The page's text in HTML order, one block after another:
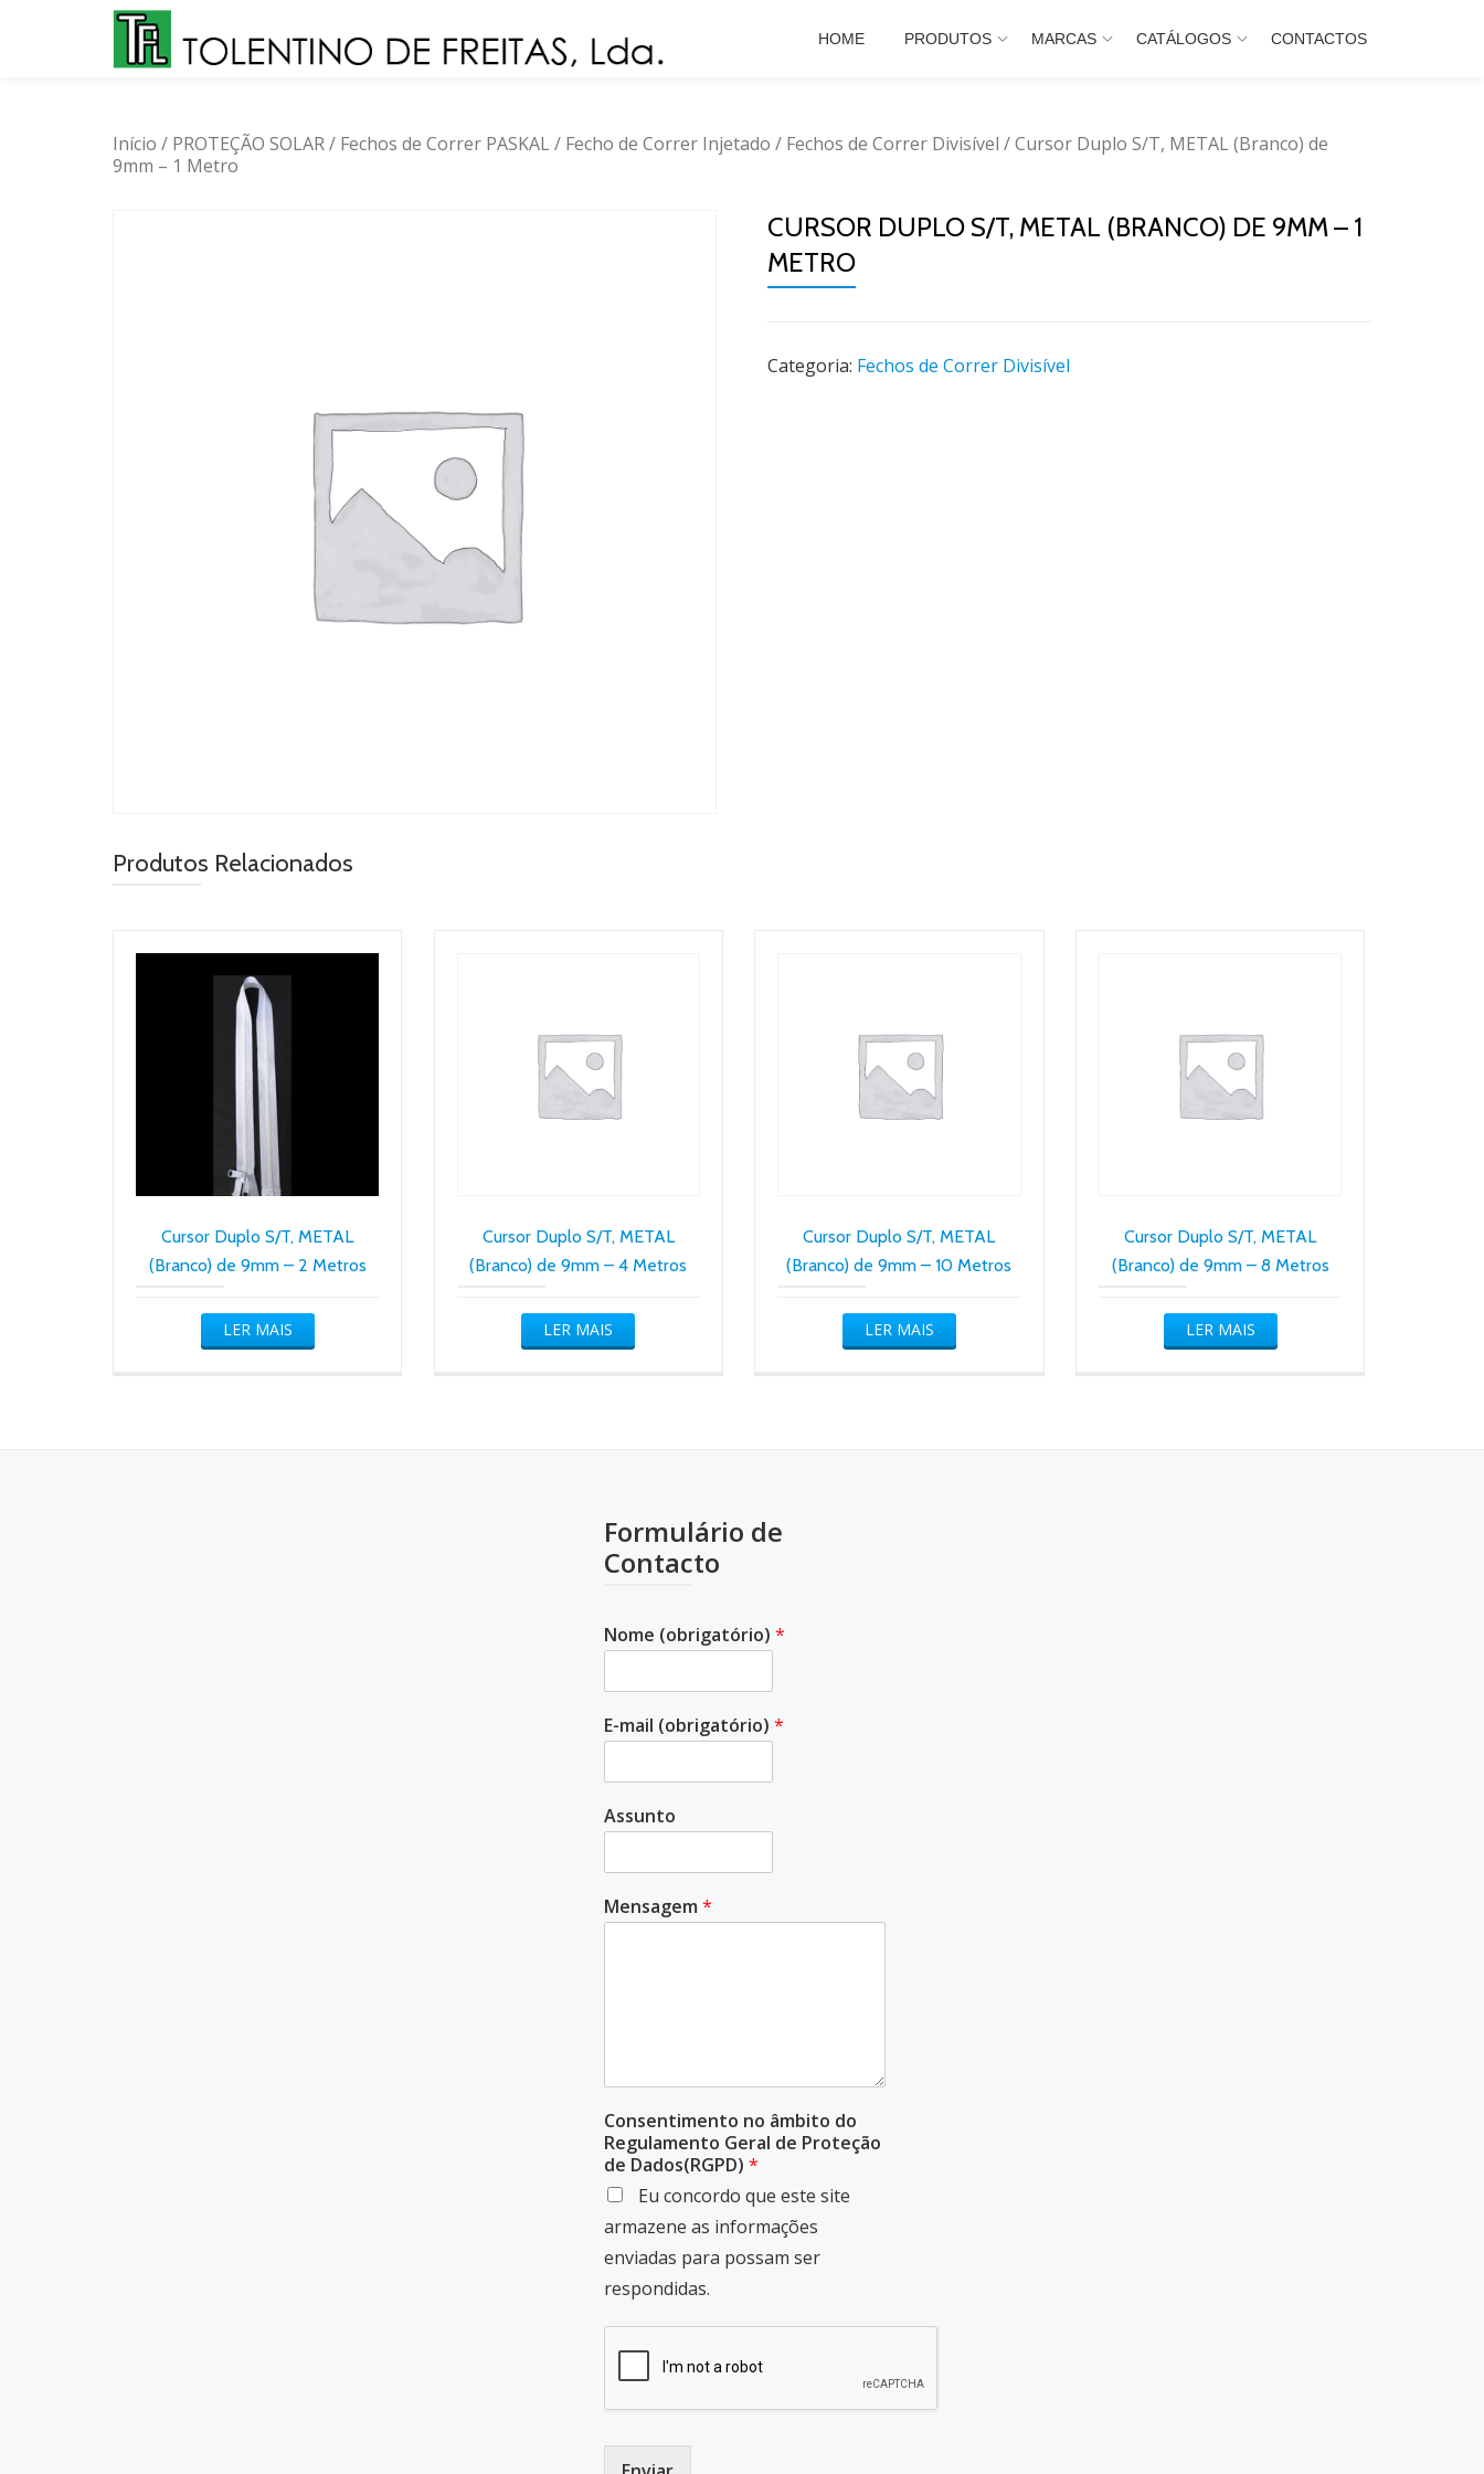
HOME PRODUTOS MARCAS CATÁLOGOS CONTACTOS
Início / PROTEÇÃO SOLAR/ Fechos de Correr PASKAL / Fecho de Correr Injetado / Fechos de Correr Divisível / Cursor Duplo S/T, METAL (Branco) de
9mm – 1 Metro
CURSOR DUPLO S/T, METAL (BRANCO) DE 9MM – 1
METRO
Categoria: Fechos de Correr Divisível
Produtos Relacionados
Cursor Duplo S/T, METAL
(Branco) de 9mm – 2 Metros
LER MAIS
Cursor Duplo S/T, METAL
(Branco) de 9mm – 4 Metros
LER MAIS
Cursor Duplo S/T, METAL
(Branco) de 9mm – 10 Metros
LER MAIS
Cursor Duplo S/T, METAL
(Branco) de 9mm – 8 Metros
LER MAIS
Formulário de
Contacto
Nome (obrigatório) *
E-mail (obrigatório) *
Assunto
Mensagem *
Consentimento no âmbito do
Regulamento Geral de Proteção
de Dados(RGPD) *
Eu concordo que este site
armazene as informações
enviadas para possam ser
respondidas.